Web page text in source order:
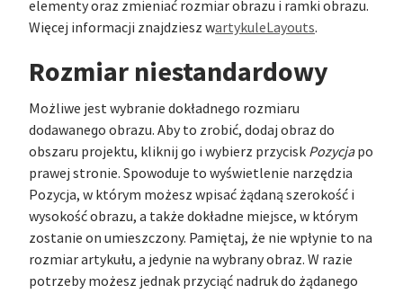
elementy oraz zmieniać rozmiar obrazu i ramki obrazu.
Więcej informacji znajdziesz wartykuleLayouts.
Rozmiar niestandardowy
Możliwe jest wybranie dokładnego rozmiaru
dodawanego obrazu. Aby to zrobić, dodaj obraz do
obszaru projektu, kliknij go i wybierz przycisk Pozycjapo
prawej stronie. Spowoduje to wyświetlenie narzędzia
Pozycja, w którym możesz wpisać żądaną szerokość i
wysokość obrazu, a także dokładne miejsce, w którym
zostanie on umieszczony. Pamiętaj, że nie wpłynie to na
rozmiar artykułu, a jedynie na wybrany obraz. W razie
potrzeby możesz jednak przyciąć nadruk do żądanego